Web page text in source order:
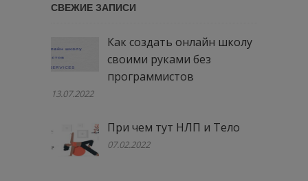
СВЕЖИЕ ЗАПИСИ
Как создать онлайн школу
своими руками без
программистов
13.07.2022
При чем тут НЛП и Тело
07.02.2022